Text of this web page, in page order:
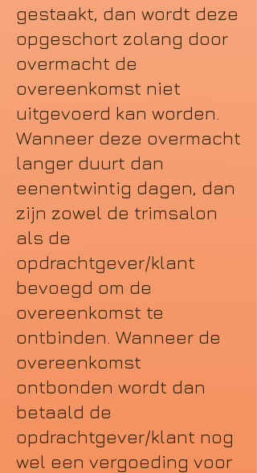
gestaakt, dan wordt deze
opgeschort zolang door
overmacht de
overeenkomst niet
uitgevoerd kan worden.
Wanneer deze overmacht
langer duurt dan
eenentwintig dagen, dan
zijn zowel de trimsalon
als de
opdrachtgever/klant
bevoegd om de
overeenkomst te
ontbinden. Wanneer de
overeenkomst
ontbonden wordt dan
betaald de
opdrachtgever/klant nog
wel een vergoeding voor